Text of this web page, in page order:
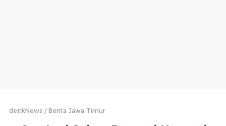
detikNews Berita Jawa Timur